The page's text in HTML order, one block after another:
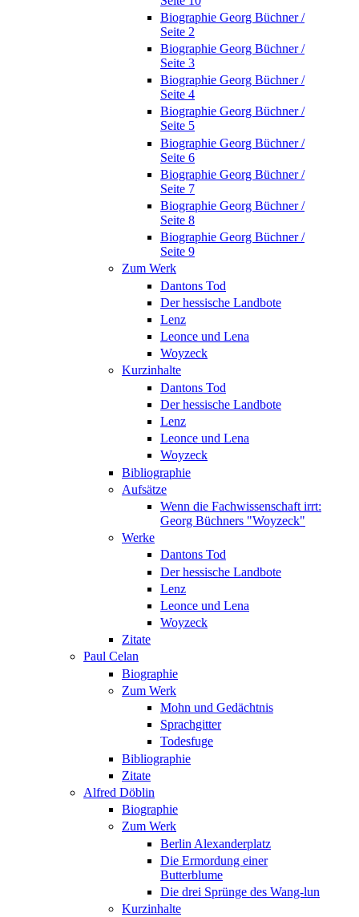
Biographie Georg Büchner /
Seite 2
Biographie Georg Büchner /
Seite 3
Biographie Georg Büchner /
Seite 4
Biographie Georg Büchner /
Seite 5
Biographie Georg Büchner /
Seite 6
Biographie Georg Büchner /
Seite 7
Biographie Georg Büchner /
Seite 8
Biographie Georg Büchner /
Seite 9
Zum Werk
Dantons Tod
Der hessische Landbote
Lenz
Leonce und Lena
Woyzeck
Kurzinhalte
Dantons Tod
Der hessische Landbote
Lenz
Leonce und Lena
Woyzeck
Bibliographie
Aufsätze
Wenn die Fachwissenschaft irrt:
Georg Büchners "Woyzeck"
Werke
Dantons Tod
Der hessische Landbote
Lenz
Leonce und Lena
Woyzeck
Zitate
Paul Celan
Biographie
Zum Werk
Mohn und Gedächtnis
Sprachgitter
Todesfuge
Bibliographie
Zitate
Alfred Döblin
Biographie
Zum Werk
Berlin Alexanderplatz
Die Ermordung einer
Butterblume
Die drei Sprünge des Wang-lun
Kurzinhalte